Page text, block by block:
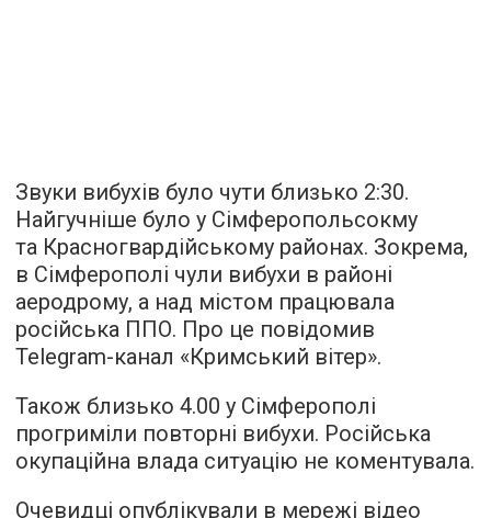
Звуки вибухів було чути близько 2:30.
Найгучніше було у Сімферопольсокму
та Красногвардійському районах. Зокрема,
в Сімферополі чули вибухи в районі
аеродрому, а над містом працювала
російська ППО. Про це повідомив
Telegram-канал «Кримський вітер».
Також близько 4.00 у Сімферополі
прогриміли повторні вибухи. Російська
окупаційна влада ситуацію не коментувала.
Очевидці опублікували в мережі відео